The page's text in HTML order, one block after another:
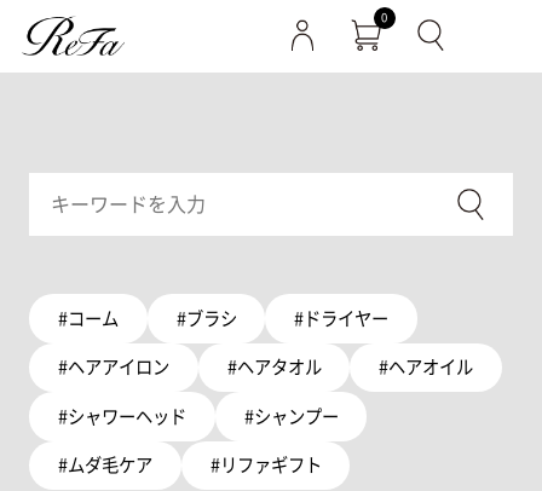
0
#コーム #ブラシ #ドライヤー
#ヘアアイロン #ヘアタオル #ヘアオイル
#シャワーヘッド #シャンプー
#ムダ毛ケア #リファギフト